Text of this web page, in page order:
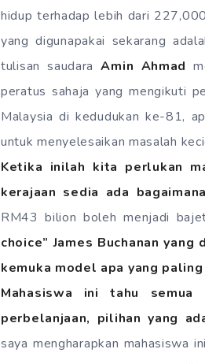
hidup terhadap lebih dari
yang digunapakai sekarang
tulisan saudaraAmin Ahmad
peratus sahaja yang mengikuti
Malaysia di kedudukan ke-81,
untuk menyelesaikan masalah
Ketika inilah kita perlukan
kerajaan sedia ada
RM43 bilion boleh menjadi
choice” James Buchanan
kemuka model apa yang
Mahasiswa ini tahu
perbelanjaan, pilihan yang
saya mengharapkan mahasiswa ini